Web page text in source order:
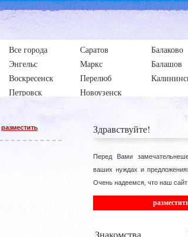
Все города Саратов Балаково
Энгельс
Маркс Балашов
Воскресенск
Перелюб
Петровск
Новоузенск
разместить
Здравствуйте!
Перед Вами
ваших нуждах и
Очень надеемся, что наш
Знакомства